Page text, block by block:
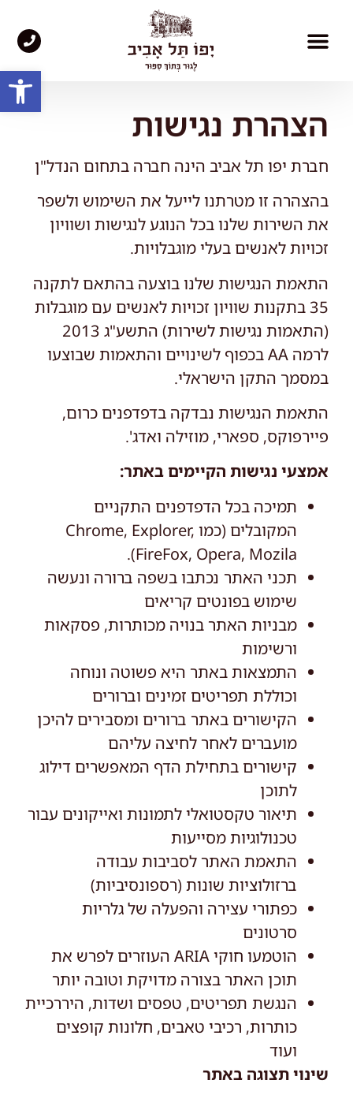
הצהרת נגישות
חברת יפו תל אביב הינה חברה בתחום הנדל"ן
בהצהרה זו מטרתנו לייעל את השימוש ולשפר
את השירות שלנו בכל הנוגע לנגישות ושוויון
זכויות לאנשים בעלי מוגבלויות.
התאמת הנגישות שלנו בוצעה בהתאם לתקנה
35 בתקנות שוויון זכויות לאנשים עם מוגבלות
(התאמות נגישות לשירות) התשע"ג 2013
לרמה AA בכפוף לשינויים והתאמות שבוצעו
במסמך התקן הישראלי.
התאמת הנגישות נבדקה בדפדפנים כרום,
פיירפוקס, ספארי, מוזילה ואדג'.
אמצעי נגישות הקיימים באתר:
תמיכה בכל הדפדפנים התקניים
המקובלים (כמו Chrome, Explorer,
FireFox, Opera, Mozila).
תכני האתר נכתבו בשפה ברורה ונעשה
שימוש בפונטים קריאים
מבניות האתר בנויה מכותרות, פסקאות
ורשימות
התמצאות באתר היא פשוטה ונוחה
וכוללת תפריטים זמינים וברורים
הקישורים באתר ברורים ומסבירים להיכן
מועברים לאחר לחיצה עליהם
קישורים בתחילת הדף המאפשרים דילוג
לתוכן
תיאור טקסטואלי לתמונות ואייקונים עבור
טכנולוגיות מסייעות
התאמת האתר לסביבות עבודה
ברזולוציות שונות (רספונסיביות)
כפתורי עצירה והפעלה של גלריות
סרטונים
הוטמעו חוקי ARIA העוזרים לפרש את
תוכן האתר בצורה מדויקת וטובה יותר
הנגשת תפריטים, טפסים ושדות, היררכיית
כותרות, רכיבי טאבים, חלונות קופצים
ועוד
שינוי תצוגה באתר
פתח